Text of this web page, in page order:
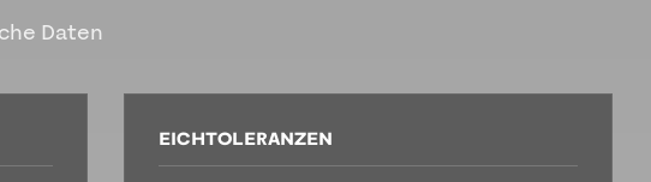
Daten
EICHTOLERANZEN